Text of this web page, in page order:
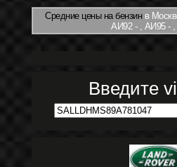
Средние цены на бензинв
АИ92 - , АИ95 -
Введите